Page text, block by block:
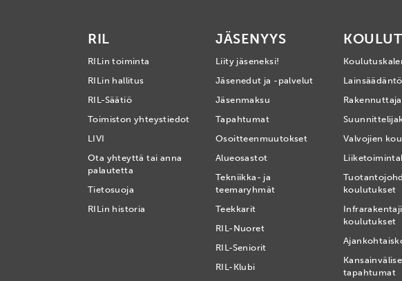
RIL
RILin toiminta
RILin hallitus
RIL-Säätiö
Toimiston yhteystiedot
LIVI
Ota yhteyttä tai anna
palautetta
Tietosuoja
RILin historia
JÄSENYYS
Liity jäseneksi!
Jäsenedut ja -palvelut
Jäsenmaksu
Tapahtumat
Osoitteenmuutokset
Alueosastot
Tekniikka- ja
teemaryhmät
Teekkarit
RIL-Nuoret
RIL-Seniorit
RIL-Klubi
Valvojien
koulutukset
koulutukset
tapahtumat